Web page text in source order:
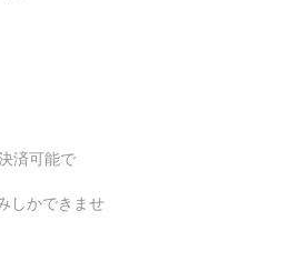
済可能で
しかできませ